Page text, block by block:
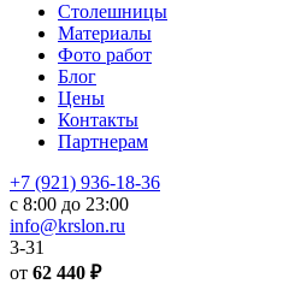
Столешницы
Материалы
Фото работ
Блог
Цены
Контакты
Партнерам
+7 (921) 936-18-36
с 8:00 до 23:00
info@krslon.ru
3-31
от 62 440 ₽